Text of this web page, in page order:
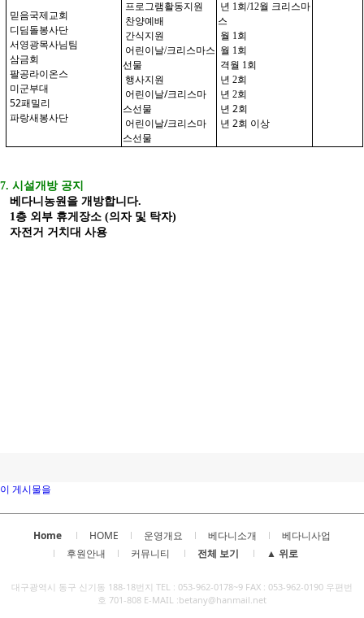
믿음국제교회
디딤돌봉사단
서영광목사님팀
삼금회
팔공라이온스
미군부대
52패밀리
파랑새봉사단
프로그램활동지원
찬양예배
간식지원
어린이날/크리스마스
선물
행사지원
어린이날/크리스마
스선물
어린이날/크리스마
스선물
년 1회/12월 크리스마
스
월 1회
월 1회
격월 1회
년 2회
년 2회
년 2회
년 2회 이상
7. 시설개방 공지
베다니농원을 개방합니다.
1층 외부 휴게장소 (의자 및 탁자)
자전거 거치대 사용
이 게시물을
Home HOME 운영개요 베다니소개
베다니사업
후원안내
커뮤니티 전체 보기 ▲ 위로
대구광역시 동구 신기동 188-18번지 TEL : 053-962-0178~9 FAX : 053-962-0190 우편번
호 701-808 E-MAIL :betany@hanmail.net